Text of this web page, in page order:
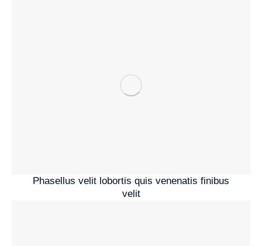
Phasellus velit lobortis quis venenatis finibus
velit